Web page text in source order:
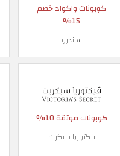
كوبونات واكواد خصم
15%
ساندرو
كوبونات موثقة 10%
فكتوريا سيكرت